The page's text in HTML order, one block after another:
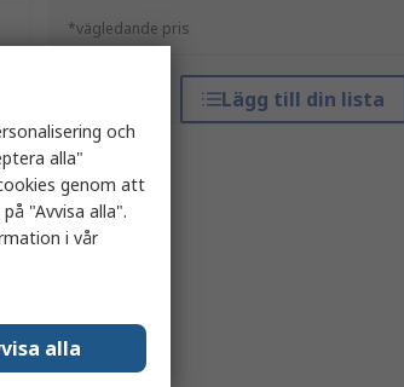
*vägledande pris
Lägg till din lista
och
alla"
genom att
"Avvisa alla".
i vår
alla